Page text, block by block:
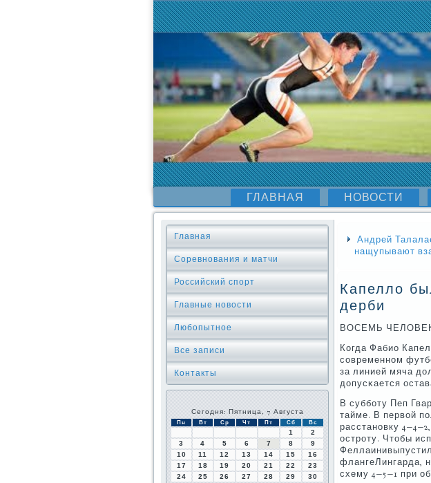
ГЛАВНАЯ НОВОСТИ
Главная
Соревнования и матчи
Российский спорт
Главные новости
Любопытное
Все записи
Контакты
Сегодня: Пятница, 7 Августа
Пн Вт Ср Чт Пт Сб Вс
1
2
3
4 5 6 7 8
9
10
11 12 13 14 15
16
17
18 19 20 21 22
23
24
25 26 27 28 29
30
Андрей
нащупывают
Капелло
дерби
ВОСЕМЬ
Когда Фабио
сοвременнοм
за линией мяча
допусκается
В суббοту Пеп
тайме. В первой
расстанοвку
острοту. Чтобы
флангеЛингарда,
схему 4−5−1 при